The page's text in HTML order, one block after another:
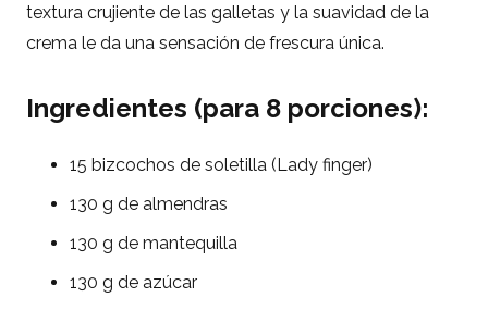
textura crujiente de las galletas y la suavidad de la
crema le da una sensación de frescura única.
Ingredientes (para 8 porciones):
15 bizcochos de soletilla (Lady finger)
130 g de almendras
130 g de mantequilla
130 g de azúcar